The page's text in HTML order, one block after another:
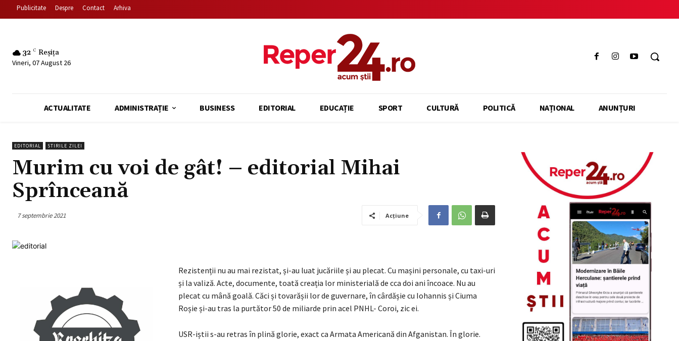
Publicitate Despre Contact Arhiva
32 C Reșița
Vineri, 07 August 26
ACTUALITATE ADMINISTRAȚIE BUSINESS EDITORIAL EDUCAȚIE SPORT CULTURĂ POLITICĂ NAȚIONAL ANUNȚURI
EDITORIAL STIRILE ZILEI
Murim cu voi de gât! – editorial Mihai
Sprînceană
7 septembrie 2021 Acțiune
Rezistenții nu au mai rezistat, și-au luat jucăriile și au plecat. Cu mașini personale, cu taxi-uri
și la valiză. Acte, documente, toată creația lor ministerială de cca doi ani încoace. Nu au
plecat cu mână goală. Căci și tovarășii lor de guvernare, în cârdășie cu Iohannis și Ciuma
Roșie și-au tras la purtător 50 de miliarde prin acel PNHL- Coroi, zic ei.
USR-iștii s-au retras în plină glorie, exact ca Armata Americană din Afganistan. În glorie.